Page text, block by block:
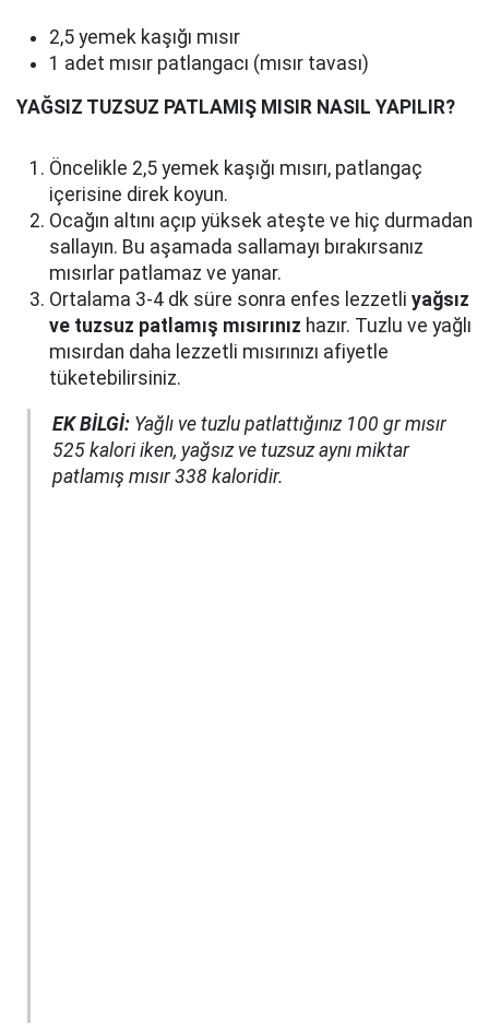
2,5 yemek kaşığı mısır
1 adet mısır patlangacı (mısır tavası)
YAĞSIZ TUZSUZ PATLAMIŞ MISIR NASIL YAPILIR?
Öncelikle 2,5 yemek kaşığı mısırı, patlangaç
içerisine direk koyun.
Ocağın altını açıp yüksek ateşte ve hiç durmadan
sallayın. Bu aşamada sallamayı bırakırsanız
mısırlar patlamaz ve yanar.
Ortalama 3-4 dk süre sonra enfes lezzetli yağsız
ve tuzsuz patlamış mısırınız hazır. Tuzlu ve yağlı
mısırdan daha lezzetli mısırınızı afiyetle
tüketebilirsiniz.
EK BİLGİ: Yağlı ve tuzlu patlattığınız 100 gr mısır
525 kalori iken, yağsız ve tuzsuz aynı miktar
patlamış mısır 338 kaloridir.